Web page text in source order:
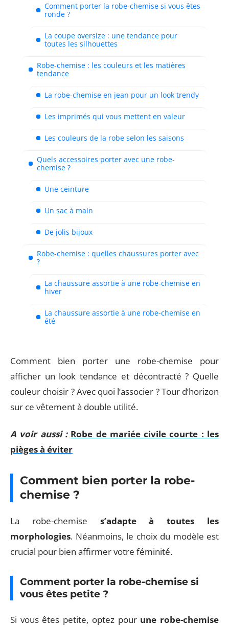
Comment porter la robe-chemise si vous êtes
ronde ?
La coupe oversize : une tendance pour
toutes les silhouettes
Robe-chemise : les couleurs et les matières
tendance
La robe-chemise en jean pour un look trendy
Les imprimés qui vous mettent en valeur
Les couleurs de la robe selon les saisons
Quels accessoires porter avec une robe-
chemise ?
Une ceinture
Un sac à main
De jolis bijoux
Robe-chemise : quelles chaussures porter avec
?
La chaussure assortie à une robe-chemise en
hiver
La chaussure assortie à une robe-chemise en
été
Comment bien porter une robe-chemise pour
afficher un look tendance et décontracté ? Quelle
couleur choisir ? Avec quoi l’associer ? Tour d’horizon
sur ce vêtement à double utilité.
A voir aussi : Robe de mariée civile courte : les
pièges à éviter
Comment bien porter la robe-
chemise ?
La robe-chemise s’adapte à toutes les
morphologies. Néanmoins, le choix du modèle est
crucial pour bien affirmer votre féminité.
Comment porter la robe-chemise si
vous êtes petite ?
Si vous êtes petite, optez pour une robe-chemise